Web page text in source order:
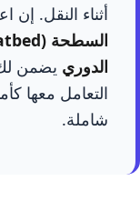
أثناء النقل.
السطحة (Flatbed)
الدوري يضمن
التعامل معها
شاملة.